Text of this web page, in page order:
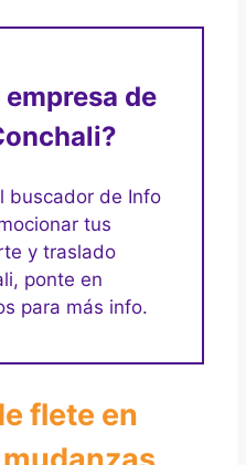
de
buscador de Info
tus
y traslado
ponte en
para más info.
flete en